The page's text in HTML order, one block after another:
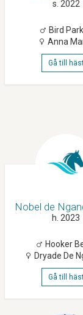
s. 2022
Bird
Anna
Gå till
Nobel de
h. 2023
Hooker
Dryade De
Gå till